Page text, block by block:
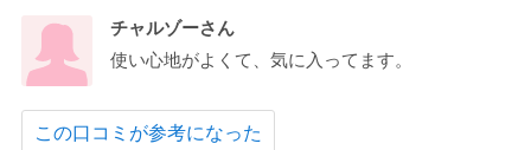
チャルゾーさん
使い心地がよくて、気に入ってます。
この口コミが参考になった